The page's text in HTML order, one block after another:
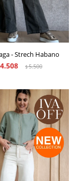
- Strech Habano
4.508 $5.500